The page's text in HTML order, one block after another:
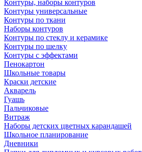
Контуры, наборы контуров
Контуры универсальные
Контуры по ткани
Наборы контуров
Контуры по стеклу и керамике
Контуры по шелку
Контуры с эффектами
Пенокартон
Школьные товары
Краски детские
Акварель
Гуашь
Пальчиковые
Витраж
Наборы детских цветных карандашей
Школьное планирование
Дневники